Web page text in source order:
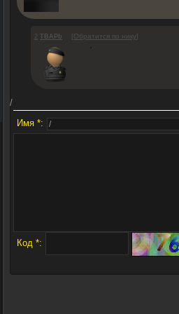
2 TBAPb [Обратится по нику]
/
Имя *:
Код *: